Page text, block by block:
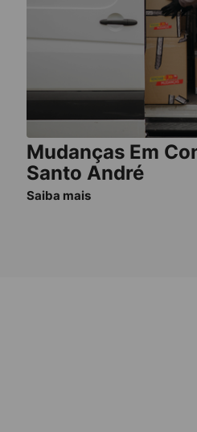
Mudanças Em
Santo André
Saiba mais